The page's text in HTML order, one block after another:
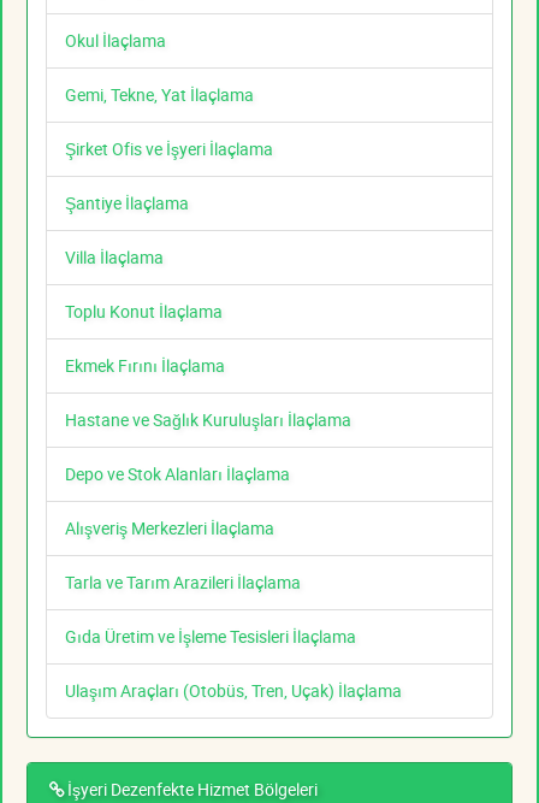
Okul İlaçlama
Gemi, Tekne, Yat İlaçlama
Şirket Ofis ve İşyeri İlaçlama
Şantiye İlaçlama
Villa İlaçlama
Toplu Konut İlaçlama
Ekmek Fırını İlaçlama
Hastane ve Sağlık Kuruluşları İlaçlama
Depo ve Stok Alanları İlaçlama
Alışveriş Merkezleri İlaçlama
Tarla ve Tarım Arazileri İlaçlama
Gıda Üretim ve İşleme Tesisleri İlaçlama
Ulaşım Araçları (Otobüs, Tren, Uçak) İlaçlama
İşyeri Dezenfekte Hizmet Bölgeleri